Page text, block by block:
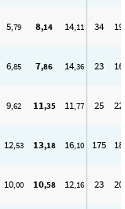
5,79 8,14 14,11 34 19
6,85 7,86 14,36 23 16
9,62 11,35 11,77 25 22
12,53 13,18 16,10 175 18
10,00 10,58 12,16 23 20